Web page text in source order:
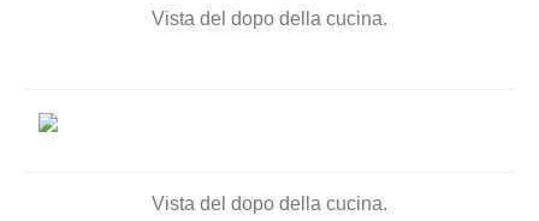
Vista del dopo della cucina.
Vista del dopo della cucina.